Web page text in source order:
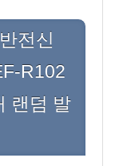
전신
R102
랜덤 발